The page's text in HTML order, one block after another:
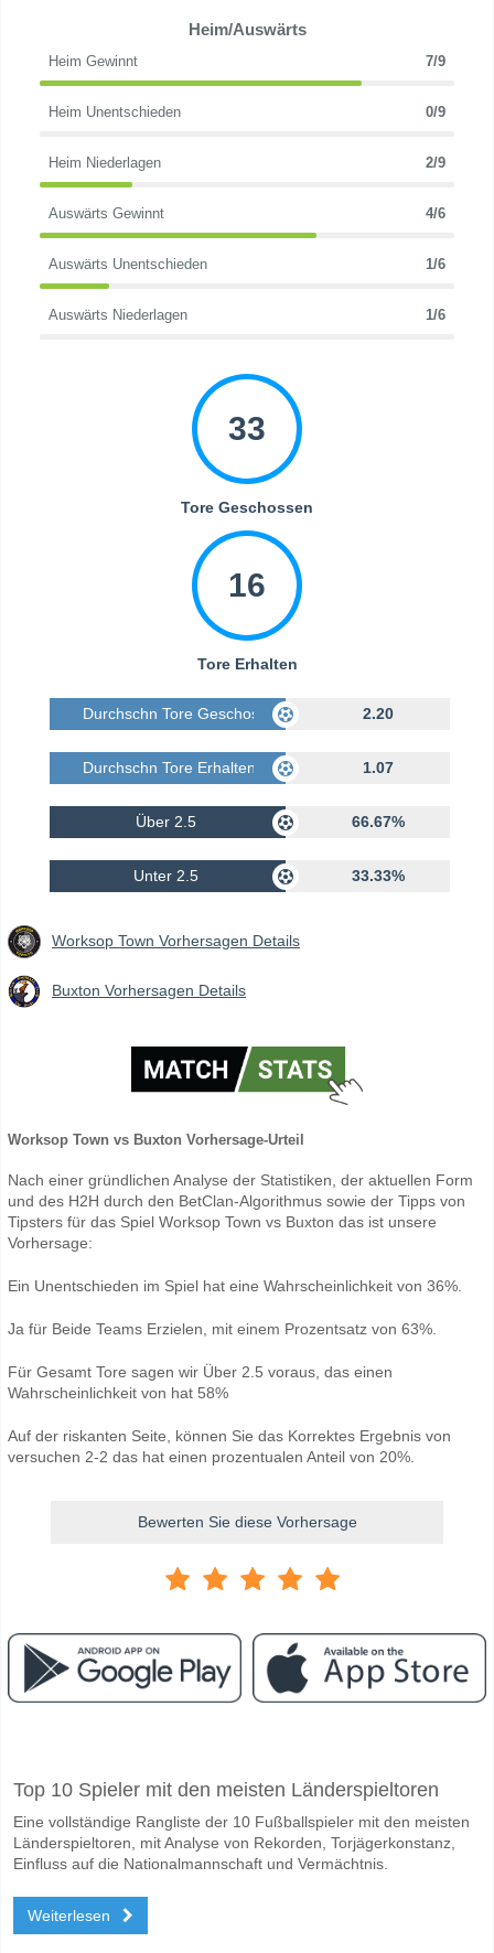
Heim/Auswärts
Heim Gewinnt 7/9
Heim Unentschieden 0/9
Heim Niederlagen 2/9
Auswärts Gewinnt 4/6
Auswärts Unentschieden 1/6
Auswärts Niederlagen 1/6
33
Tore Geschossen
16
Tore Erhalten
Durchschn Tore Geschossen 2.20
Durchschn Tore Erhalten 1.07
Über 2.5 66.67%
Unter 2.5 33.33%
Worksop Town Vorhersagen Details
Buxton Vorhersagen Details
Worksop Town vs Buxton Vorhersage-Urteil
Nach einer gründlichen Analyse der Statistiken, der aktuellen Form
und des H2H durch den BetClan-Algorithmus sowie der Tipps von
Tipsters für das Spiel Worksop Town vs Buxton das ist unsere
Vorhersage:
Ein Unentschieden im Spiel hat eine Wahrscheinlichkeit von 36%.
Ja für Beide Teams Erzielen, mit einem Prozentsatz von 63%.
Für Gesamt Tore sagen wir Über 2.5 voraus, das einen
Wahrscheinlichkeit von hat 58%
Auf der riskanten Seite, können Sie das Korrektes Ergebnis von
versuchen 2-2 das hat einen prozentualen Anteil von 20%.
Bewerten Sie diese Vorhersage
Das Spiel zwischen Worksop Town v Buxton 06 April 2026 15:00.
Wer ist das Lieblingsteam, zwischen dem zu
Ein Unentschieden im Spiel hat eine Wahrscheinlichkeit von 36%.
Werden beide Teams im Spiel punkten Worksop Town
Ja für Beide Teams Erzielen, mit einem Prozentsatz von 63%.
Top 10 Spieler mit den meisten Länderspieltoren
Eine vollständige Rangliste der 10 Fußballspieler mit den meisten
Länderspieltoren, mit Analyse von Rekorden, Torjägerkonstanz,
Einfluss auf die Nationalmannschaft und Vermächtnis.
Weiterlesen